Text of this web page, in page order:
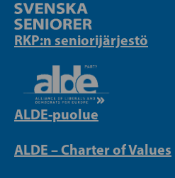
RKP:n seniorijärjestö
ALDE-puolue
ALDE – Charter of Values